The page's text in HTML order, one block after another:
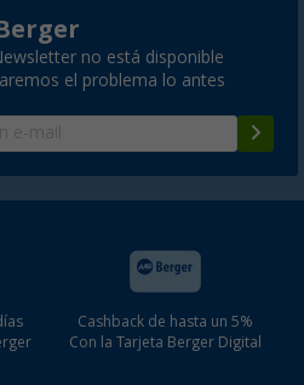
no está disponible
el problema lo antes
Cashback de hasta un 5%
Con la Tarjeta Berger Digital